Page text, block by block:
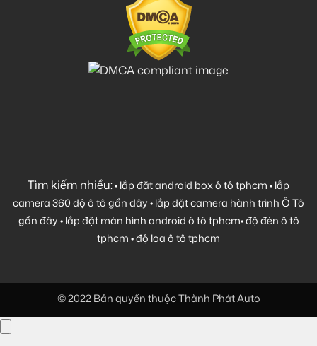
Tìm kiếm nhiều:•lắp đặt android box ô tô tphcm•lắp
camera 360 độ ô tô gần đây•lắp đặt camera hành trình Ô Tô
gần đây•lắp đặt màn hình android ô tô tphcm•độ đèn ô tô
tphcm•độ loa ô tô tphcm
© 2022 Bản quyền thuộc Thành Phát Auto